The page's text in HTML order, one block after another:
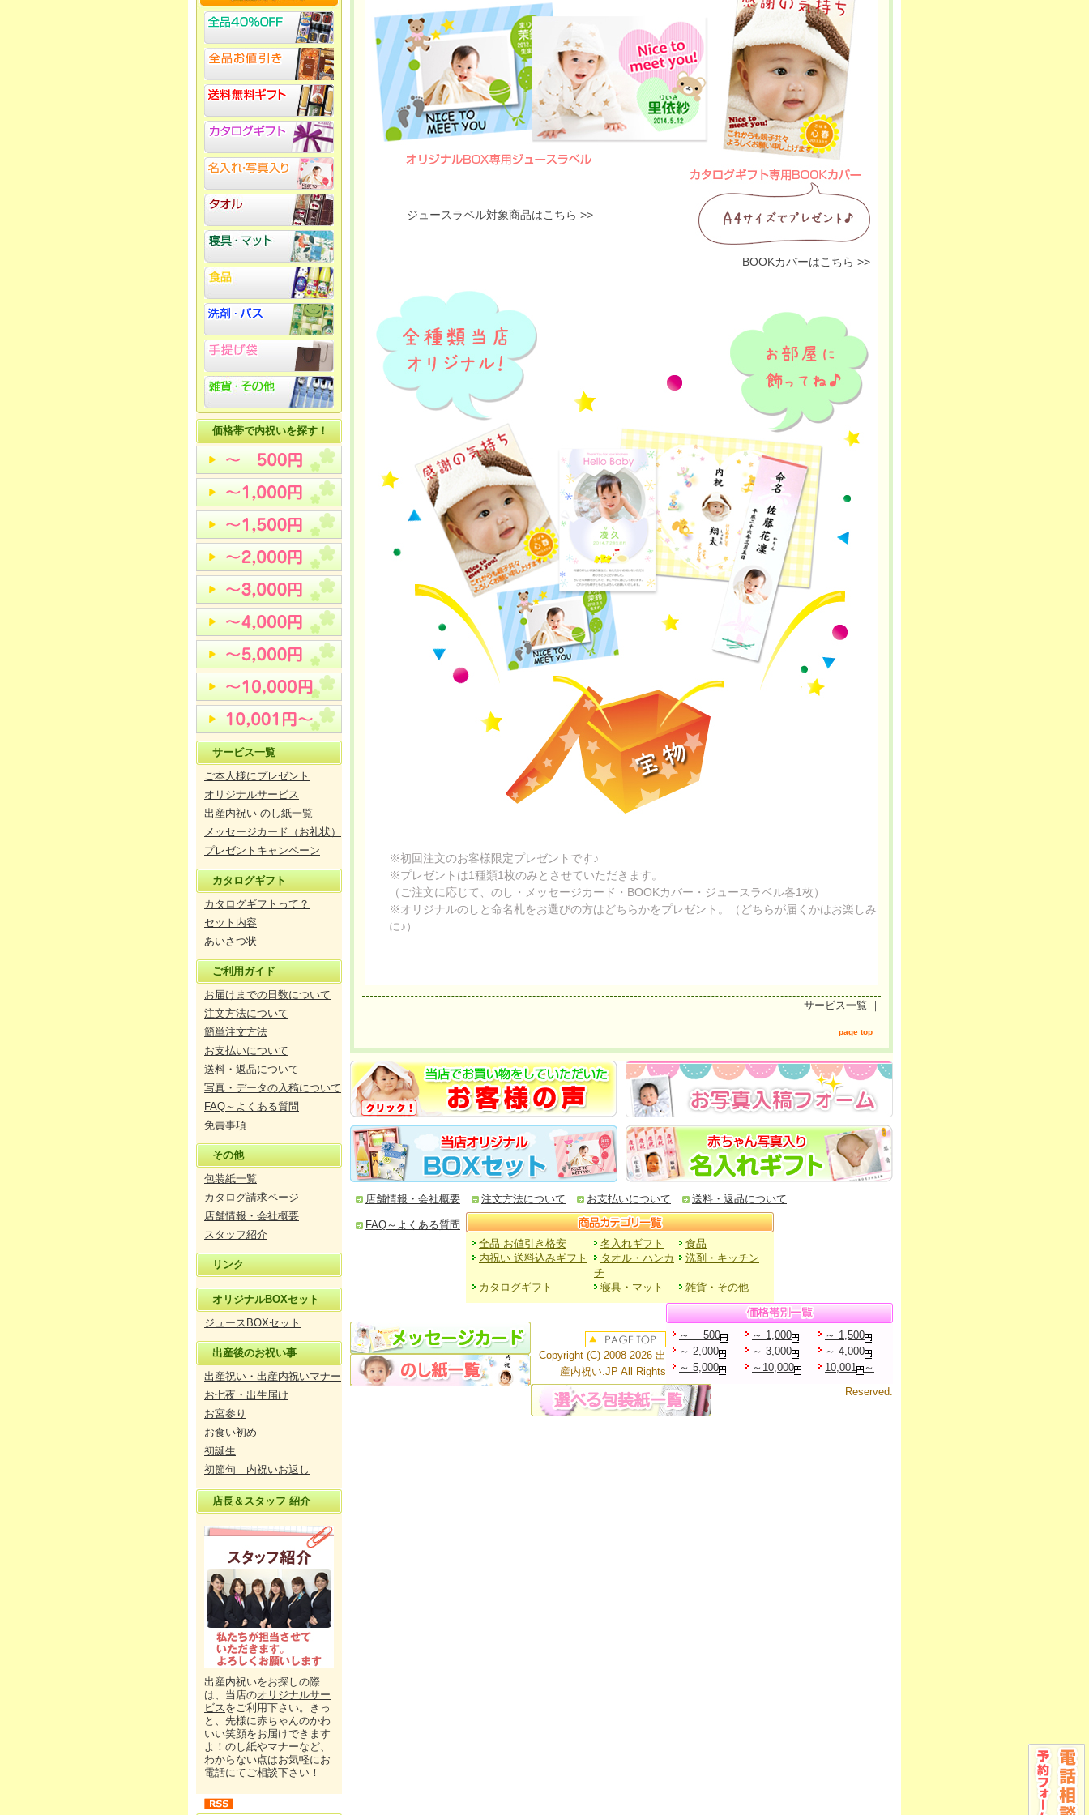
価格帯で内祝いを探す！
サービス一覧
ご本人様にプレゼント
オリジナルサービス
出産内祝い のし紙一覧
メッセージカード（お礼状）
プレゼントキャンペーン
カタログギフト
カタログギフトって？
セット内容
あいさつ状
ご利用ガイド
お届けまでの日数について
注文方法について
簡単注文方法
お支払いについて
送料・返品について
写真・データの入稿について
FAQ～よくある質問
免責事項
その他
包装紙一覧
カタログ請求ページ
店舗情報・会社概要
スタッフ紹介
リンク
オリジナルBOXセット
ジュースBOXセット
出産後のお祝い事
出産祝い・出産内祝いマナー
お七夜・出生届け
お宮参り
お食い初め
初誕生
初節句｜内祝いお返し
店長＆スタッフ 紹介
出産内祝いをお探しの際
は、当店のオリジナルサー
ビスをご利用下さい。きっ
と、先様に赤ちゃんのかわ
いい笑顔をお届けできます
よ！のし紙やマナーなど、
わからない点はお気軽にお
電話にてご相談下さい！
ジュースラベル対象商品はこちら >>
BOOKカバーはこちら >>
※初回注文のお客様限定プレゼントです♪
※プレゼントは1種類1枚のみとさせていただきます。
（ご注文に応じて、のし・メッセージカード・BOOKカバー・ジュースラベル各1枚）
※オリジナルのしと命名札をお選びの方はどちらかをプレゼント。（どちらが届くかはお楽しみ
に♪）
サービス一覧 ｜
page top
店舗情報・会社概要 注文方法について お支払いについて 送料・返品について
FAQ～よくある質問
全品 お値引き格安 名入れギフト
食品
内祝い 送料込みギフト
タオル・ハンカ
チ
洗剤・キッチン
カタログギフト 寝具・マット 雑貨・その他
～ 500 ～ 1,000
～ 1,500
～ 2,000
～ 3,000
～ 4,000
～ 5,000
～10,000 10,001 ～
Copyright (C) 2008-2026 出
産内祝い.JP All Rights
Reserved.